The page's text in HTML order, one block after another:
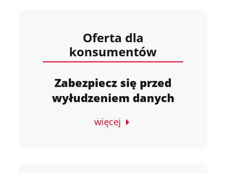
Oferta dla
konsumentów
Zabezpiecz się przed
wyłudzeniem danych
więcej